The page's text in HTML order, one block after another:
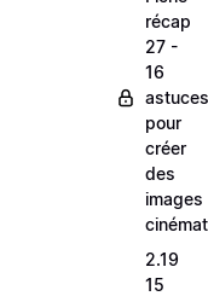
récap
27 -
16
astuces
pour
créer
des
images
2.19
15